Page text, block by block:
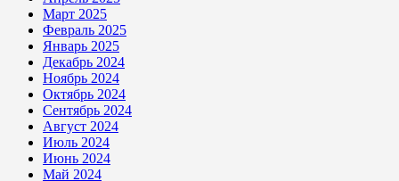
Март 2025
Февраль 2025
Январь 2025
Декабрь 2024
Ноябрь 2024
Октябрь 2024
Сентябрь 2024
Август 2024
Июль 2024
Июнь 2024
Май 2024